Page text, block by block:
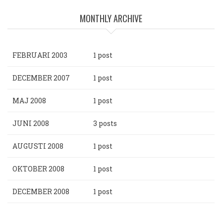
MONTHLY ARCHIVE
FEBRUARI 2003 1 post
DECEMBER 2007 1 post
MAJ 2008 1 post
JUNI 2008 3 posts
AUGUSTI 2008 1 post
OKTOBER 2008 1 post
DECEMBER 2008 1 post